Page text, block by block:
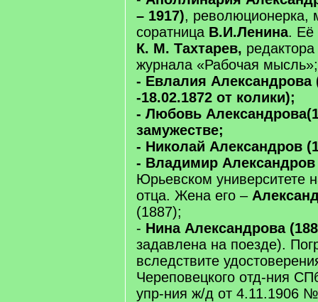
– 1917), революционерка,
соратница В.И.Ленина. Её
К. М. Тахтарев,
журнала «Рабочая мысль»;
- Евлалия Александрова
-18.02.1872 от колики);
- Любовь
замужестве;
- Николай Александров
- Владимир Александров
Юрьевском университете
отца. Жена его –
(1887);
- Нина Александрова
задавлена на поезде).
вследствите
Череповецкого отд-ния
упр-ния ж/д от 4.11.1906